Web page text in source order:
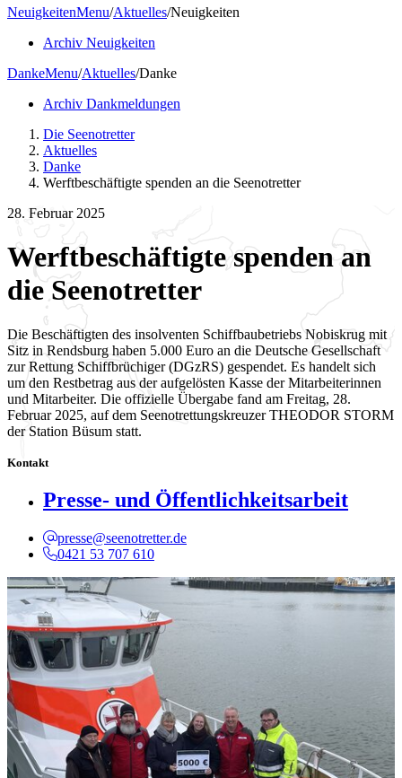
NeuigkeitenMenu/Aktuelles/Neuigkeiten
Archiv Neuigkeiten
DankeMenu/Aktuelles/Danke
Archiv Dankmeldungen
Die Seenotretter
Aktuelles
Danke
Werftbeschäftigte spenden an die Seenotretter
28. Februar 2025
Werftbeschäftigte spenden an
die Seenotretter
Die Beschäftigten des insolventen Schiffbaubetriebs Nobiskrug mit
Sitz in Rendsburg haben 5.000 Euro an die Deutsche Gesellschaft
zur Rettung Schiffbrüchiger (DGzRS) gespendet. Es handelt sich
um den Restbetrag aus der aufgelösten Kasse der Mitarbeiterinnen
und Mitarbeiter. Die offizielle Übergabe fand am Freitag, 28.
Februar 2025, auf dem Seenotrettungskreuzer THEODOR STORM
der Station Büsum statt.
Kontakt
Presse- und Öffentlichkeitsarbeit
presse@seenotretter.de
0421 53 707 610